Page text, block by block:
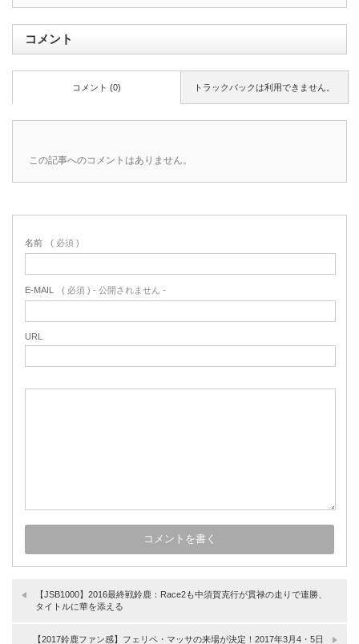
コメント
トラックバックは利用できません。
コメント (0)
この記事へのコメントはありません。
名前 ( 必須 )
E-MAIL ( 必須 ) - 公開されません -
URL
【JSB1000】2016最終戦鈴鹿：Race2も中須賀克行が貫禄の走りで連勝、
タイトルに華を添える
【2017鈴鹿ファン感】フェリペ・マッサの来場が決定！2017年3月4・5日